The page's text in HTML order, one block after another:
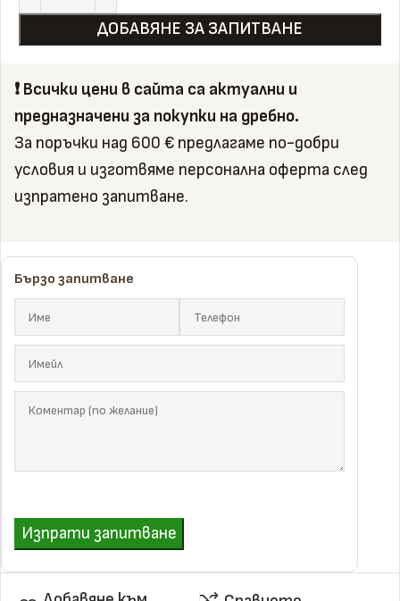
ДОБАВЯНЕ ЗА ЗАПИТВАНЕ
❗️ Всички цени в сайта са актуални и
предназначени за покупки на дребно.
За поръчки над 600 € предлагаме по-добри
условия и изготвяме персонална оферта след
изпратено запитване.
Бързо запитване
Изпрати запитване